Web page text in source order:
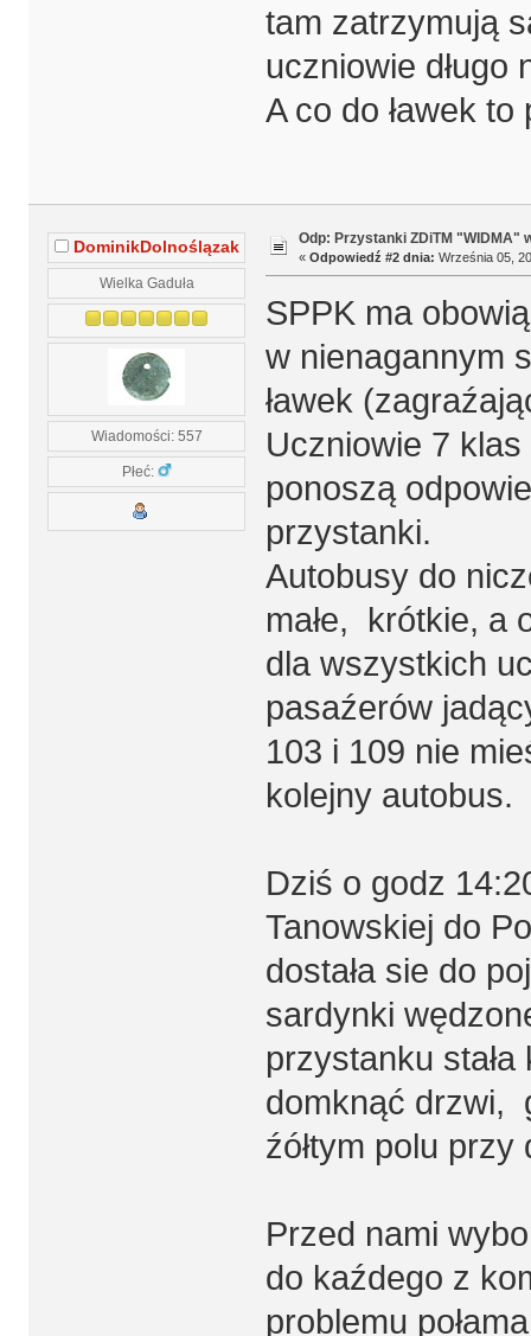
tam zatrzymują
uczniowie długo
A co do ławek
DominikDolnoślązak
Wielka Gaduła
Wiadomości: 557
Płeć:
Odp: Przystanki ZDiTM "WIDMA"
« Odpowiedź #2 dnia: Września 05,
SPPK ma
w nienagannym
ławek
Uczniowie 7
ponoszą
przystanki.
Autobusy do
małe, krótkie, a
dla wszystkich
pasaźerów
103 i 109 nie
kolejny autobus.
Dziś o godz
Tanowskiej do
dostała sie do
sardynki
przystanku
domknąć drzwi,
źółtym polu przy
Przed nami
do kaźdego z
problemu